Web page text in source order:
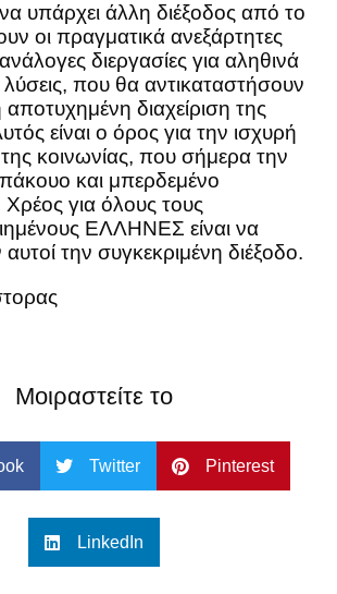
υπάρχει άλλη διέξοδος από το
οι πραγματικά ανεξάρτητες
διεργασίες για αληθινά
λύσεις, που θα αντικαταστήσουν
διαχείριση της
είναι ο όρος για την ισχυρή
κοινωνίας, που σήμερα την
και μπερδεμένο
για όλους τους
ΕΛΛΗΝΕΣ είναι να
την συγκεκριμένη διέξοδο.
Μοιραστείτε το
Twitter Pinterest
LinkedIn